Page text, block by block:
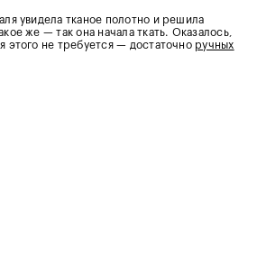
увидела тканое полотно и решила
же — так она начала ткать. Оказалось,
этого не требуется — достаточно ручных